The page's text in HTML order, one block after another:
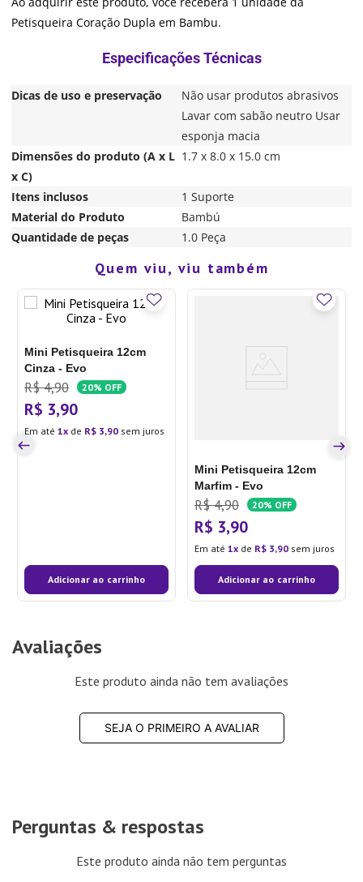
Petisqueira Coração Dupla em Bambu.
Dicas de uso e preservação
Não usar produtos abrasivos
Lavar com sabão neutro Usar
esponja macia
Dimensões do produto (A x L
x C)
1.7 x 8.0 x 15.0 cm
Itens inclusos
1 Suporte
Material do Produto
Bambú
Quantidade de peças
1.0 Peça
Quem viu, viu também
Mini Petisqueira 12cm
Cinza - Evo
R$ 4,90 20% OFF
R$ 3,90
Em até 1 de R$ 3,90 sem juros
Adicionar ao carrinho
Mini Petisqueira 12cm
Marfim - Evo
R$ 4,90 20% OFF
R$ 3,90
Em até 1 de R$ 3,90 sem juros
Adicionar ao carrinho
Avaliações
Este produto ainda não tem avaliações
SEJA O PRIMEIRO A AVALIAR
Perguntas & respostas
Este produto ainda não tem perguntas